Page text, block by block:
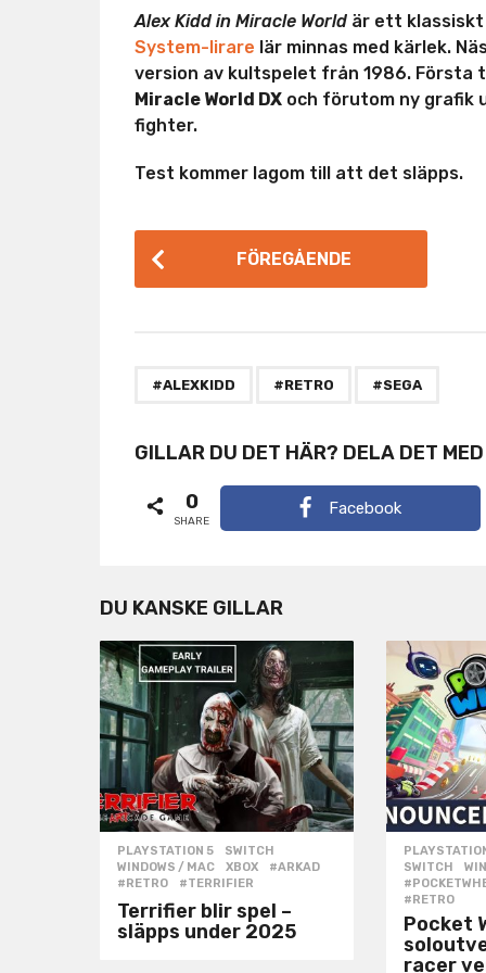
Alex Kidd in Miracle World är ett
System-lirare lär minnas med kärlek.
version av kultspelet från 1986. Första
Miracle World DX och förutom ny grafik
fighter.
Test kommer lagom till att det släpps.
P
o
P
g
t
o
n
FÖREGÅENDE
#ALEXKIDD #RETRO #SEGA
GILLAR DU DET HÄR? DELA DET
0
SHARE
Facebook
DU KANSKE GILLAR
PLAYSTATION 5 ,SWITCH
WINDOWS / MAC
,XBOX #ARKAD
#RETRO
,#TERRIFIER
Terrifier blir spel –
släpps under 2025
SWITCH
,
#RETRO
Pocket
racer